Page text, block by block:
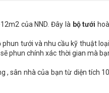
của NND. Đây là bộ tưới
tưới và nhu cầu kỹ thuật
phun chính xác thời gian mà
sân nhà của bạn từ diện tích